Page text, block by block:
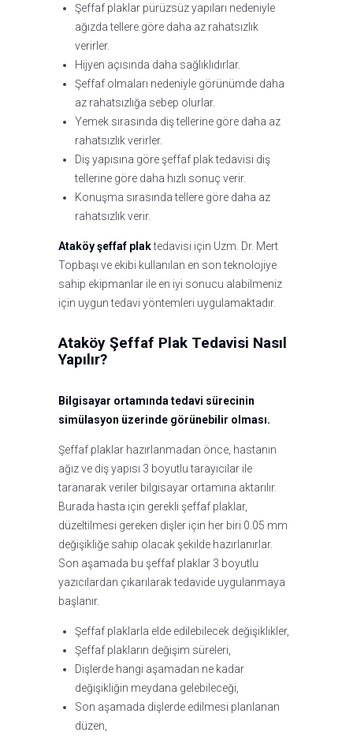
Şeffaf plaklar pürüzsüz yapıları nedeniyle
ağızda tellere göre daha az rahatsızlık
verirler.
Hijyen açısında daha sağlıklıdırlar.
Şeffaf olmaları nedeniyle görünümde daha
az rahatsızlığa sebep olurlar.
Yemek sırasında diş tellerine göre daha az
rahatsızlık verirler.
Diş yapısına göre şeffaf plak tedavisi diş
tellerine göre daha hızlı sonuç verir.
Konuşma sırasında tellere göre daha az
rahatsızlık verir.
Ataköy şeffaf plaktedavisi için Uzm. Dr. Mert
Topbaşı ve ekibi kullanılan en son teknolojiye
sahip ekipmanlar ile en iyi sonucu alabilmeniz
için uygun tedavi yöntemleri uygulamaktadır.
Ataköy Şeffaf Plak Tedavisi Nasıl
Yapılır?
Bilgisayar ortamında tedavi sürecinin
simülasyon üzerinde görünebilir olması.
Şeffaf plaklar hazırlanmadan önce, hastanın
ağız ve diş yapısı 3 boyutlu tarayıcılar ile
taranarak veriler bilgisayar ortamına aktarılır.
Burada hasta için gerekli şeffaf plaklar,
düzeltilmesi gereken dişler için her biri 0.05 mm
değişikliğe sahip olacak şekilde hazırlanırlar.
Son aşamada bu şeffaf plaklar 3 boyutlu
yazıcılardan çıkarılarak tedavide uygulanmaya
başlanır.
Şeffaf plaklarla elde edilebilecek değişiklikler,
Şeffaf plakların değişim süreleri,
Dişlerde hangi aşamadan ne kadar
değişikliğin meydana gelebileceği,
Son aşamada dişlerde edilmesi planlanan
düzen,